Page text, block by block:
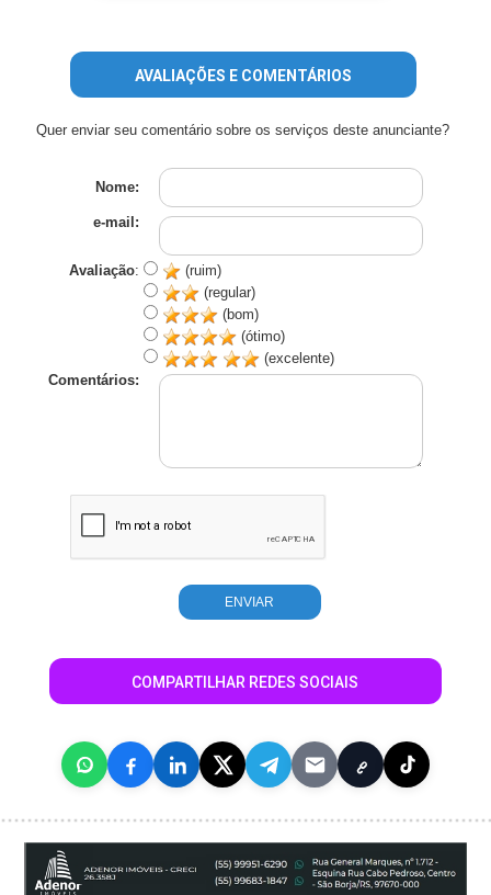
AVALIAÇÕES E COMENTÁRIOS
Quer enviar seu comentário sobre os serviços deste anunciante?
Nome:
e-mail:
Avaliação:
(ruim)
(regular)
(bom)
(ótimo)
(excelente)
Comentários:
COMPARTILHAR REDES SOCIAIS